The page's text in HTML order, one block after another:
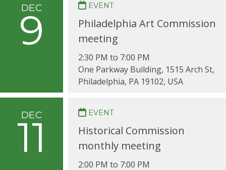
DEC
9
EVENT
Philadelphia Art Commission
meeting
2:30 PM to 7:00 PM
One Parkway Building, 1515 Arch St,
Philadelphia, PA 19102, USA
DEC
11
EVENT
Historical Commission
monthly meeting
2:00 PM to 7:00 PM